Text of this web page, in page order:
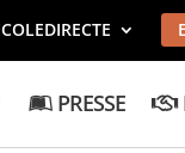
PRESSE